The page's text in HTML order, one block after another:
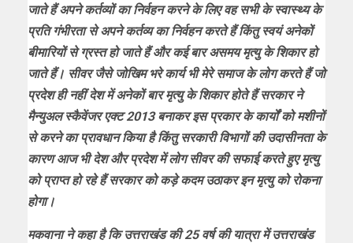
जाते हैं अपने कर्तव्यों का निर्वहन करने के लिए वह सभी के स्वास्थ्य के
प्रति गंभीरता से अपने कर्तव्य का निर्वहन करते हैं किंतु स्वयं अनेकों
बीमारियों से ग्रस्त हो जाते हैं और कई बार असमय मृत्यु के शिकार हो
जाते हैं। सीवर जैसे जोखिम भरे कार्य भी मेरे समाज के लोग करते हैं जो
प्रदेश ही नहीं देश में अनेकों बार मृत्यु के शिकार होते हैं सरकार ने
मैन्युअल स्कैवेंजर एक्ट 2013 बनाकर इस प्रकार के कार्यों को मशीनों
से करने का प्रावधान किया है किंतु सरकारी विभागों की उदासीनता के
कारण आज भी देश और प्रदेश में लोग सीवर की सफाई करते हुए मृत्यु
को प्राप्त हो रहे हैं सरकार को कड़े कदम उठाकर इन मृत्यु को रोकना
होगा।
मकवाना ने कहा है कि उत्तराखंड की 25 वर्ष की यात्रा में उत्तराखंड